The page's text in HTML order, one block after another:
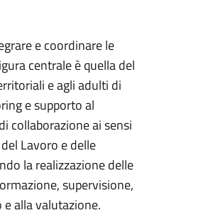
e coordinare le
centrale è quella del
e agli adulti di
e supporto al
collaborazione ai sensi
Lavoro e delle
la realizzazione delle
supervisione,
alla valutazione.